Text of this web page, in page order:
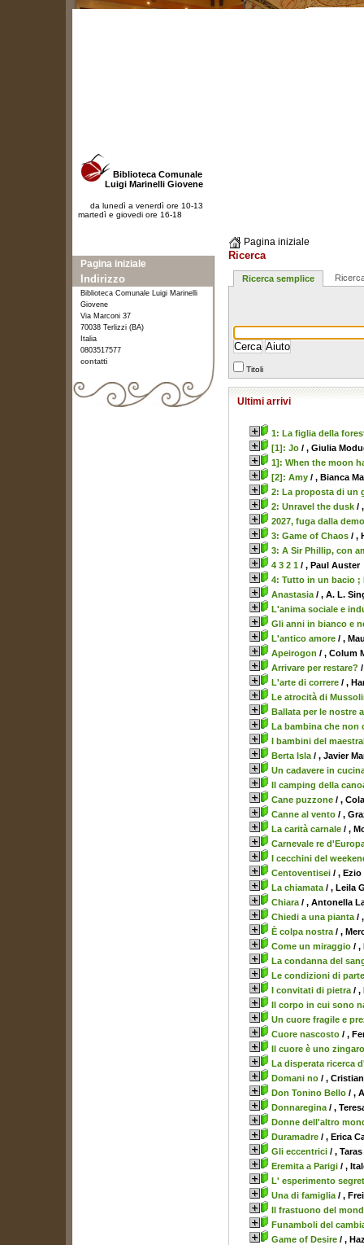
Pagina iniziale
Ricerca
Ricerca semplice
Titoli
Ultimi arrivi
1: La figlia della
[1]: Jo / , Giulia
1]: When the moon
[2]: Amy / , Bianca
2: La proposta di un
2: Unravel the dusk /
2027, fuga dalla
3: Game of Chaos / ,
3: A Sir Phillip, con
4 3 2 1 / , Paul Auster
4: Tutto in un bacio ;
Anastasia / , A. L.
L'anima sociale e
Gli anni in bianco e
L'antico amore / ,
Apeirogon / , Colum
Arrivare per restare?
L'arte di correre / ,
Le atrocità di
Ballata per le nostre
La bambina che non
I bambini del
Berta Isla / , Javier
Un cadavere in
Il camping della
Cane puzzone / ,
Canne al vento / ,
La carità carnale / ,
Carnevale re
I cecchini del
Centoventisei / ,
La chiamata / , Leila
Chiara / , Antonella
Chiedi a una pianta /
È colpa nostra / ,
Come un miraggio / ,
La condanna del
Le condizioni di
I convitati di pietra / ,
Il corpo in cui sono
Un cuore fragile e
Cuore nascosto / ,
Il cuore è uno zingaro
La disperata ricerca
Domani no / ,
Don Tonino Bello / ,
Donnaregina / ,
Donne dell'altro
Duramadre / , Erica
Gli eccentrici / ,
Eremita a Parigi / ,
L' esperimento
Una di famiglia / ,
Il frastuono del
Funamboli del
Game of Desire / ,
Biblioteca Comunale
Luigi Marinelli Giovene
da lunedì a venerdì ore 10-13
martedì e giovedi ore 16-18
Pagina iniziale
Indirizzo
Biblioteca Comunale Luigi Marinelli
Giovene
Via Marconi 37
70038 Terlizzi (BA)
Italia
0803517577
contatti